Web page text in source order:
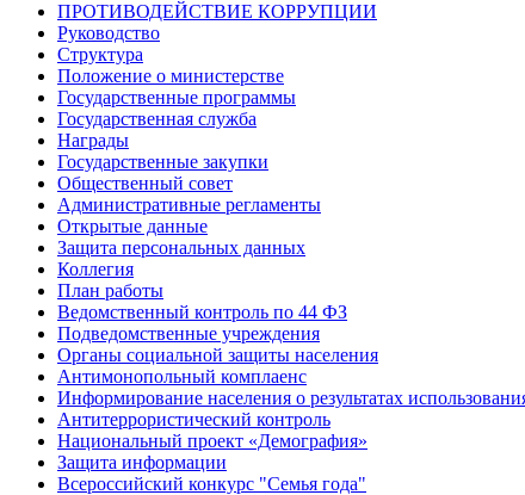
ПРОТИВОДЕЙСТВИЕ КОРРУПЦИИ
Руководство
Структура
Положение о министерстве
Государственные программы
Государственная служба
Награды
Государственные закупки
Общественный совет
Административные регламенты
Открытые данные
Защита персональных данных
Коллегия
План работы
Ведомственный контроль по 44 ФЗ
Подведомственные учреждения
Органы социальной защиты населения
Антимонопольный комплаенс
Информирование населения о результатах
Антитеррористический контроль
Национальный проект «Демография»
Защита информации
Всероссийский конкурс "Семья года"